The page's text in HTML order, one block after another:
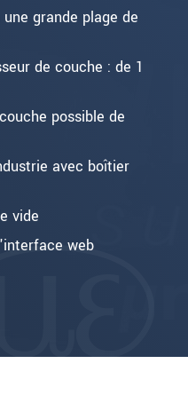
grande plage de
de couche : de 1
possible de
avec boîtier
vide
web